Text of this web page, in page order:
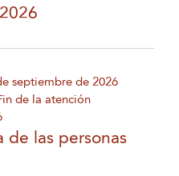
septiembre de 2026
de la atención
de las personas